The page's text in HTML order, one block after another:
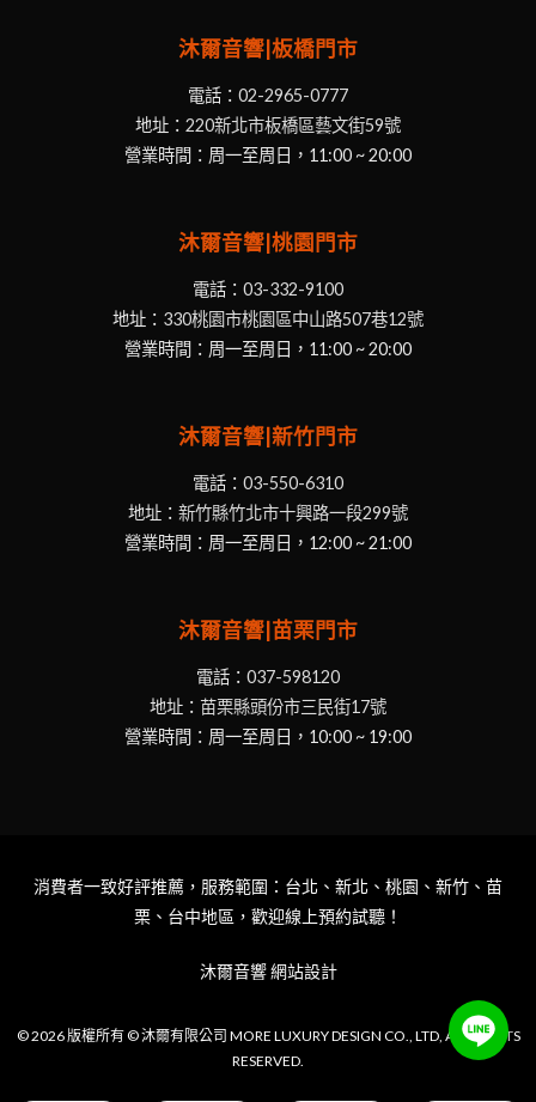
沐爾音響|板橋門市
電話： 02-2965-0777
地址： 220新北市板橋區藝文街59號
營業時間：周一至周日，11:00 ~ 20:00
沐爾音響|桃園門市
電話： 03-332-9100
地址： 330桃園市桃園區中山路507巷12號
營業時間：周一至周日，11:00 ~ 20:00
沐爾音響|新竹門市
電話： 03-550-6310
地址： 新竹縣竹北市十興路一段299號
營業時間：周一至周日，12:00 ~ 21:00
沐爾音響|苗栗門市
電話： 037-598120
地址： 苗栗縣頭份市三民街17號
營業時間：周一至周日，10:00 ~ 19:00
消費者一致好評推薦，服務範圍：台北、新北、桃園、新竹、苗
栗、台中地區，歡迎線上預約試聽！
沐爾音響 網站設計
© 2026 版權所有 © 沐爾有限公司 MORE LUXURY DESIGN CO., LTD, ALL RIGHTS
RESERVED.